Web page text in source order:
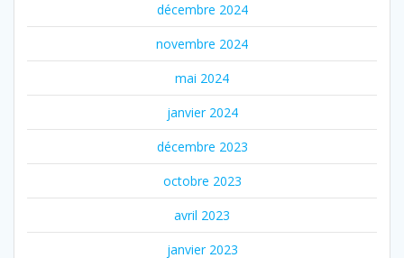
décembre 2024
novembre 2024
mai 2024
janvier 2024
décembre 2023
octobre 2023
avril 2023
janvier 2023